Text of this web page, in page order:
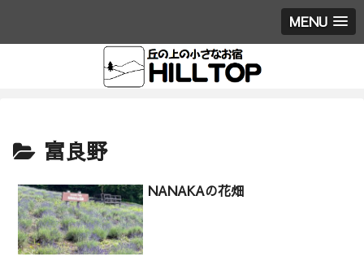
MENU
富良野
NANAKAの花畑